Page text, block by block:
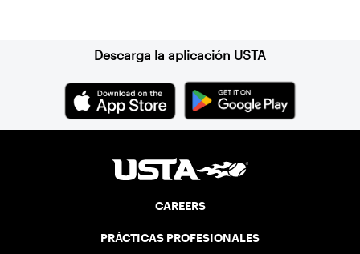
Descarga la aplicación USTA
CAREERS
PRÁCTICAS PROFESIONALES